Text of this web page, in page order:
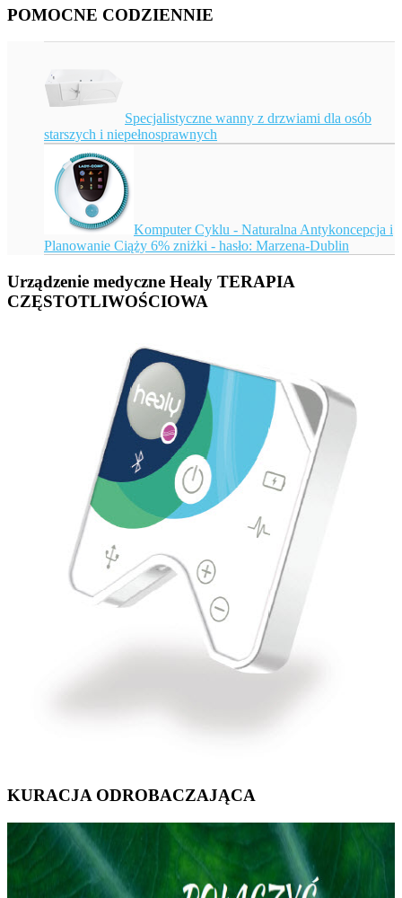
POMOCNE CODZIENNIE
Specjalistyczne wanny z drzwiami dla osób
starszych i niepełnosprawnych
Komputer Cyklu - Naturalna Antykoncepcja i
Planowanie Ciąży 6% zniżki - hasło: Marzena-Dublin
Urządzenie medyczne Healy TERAPIA
CZĘSTOTLIWOŚCIOWA
KURACJA ODROBACZAJĄCA